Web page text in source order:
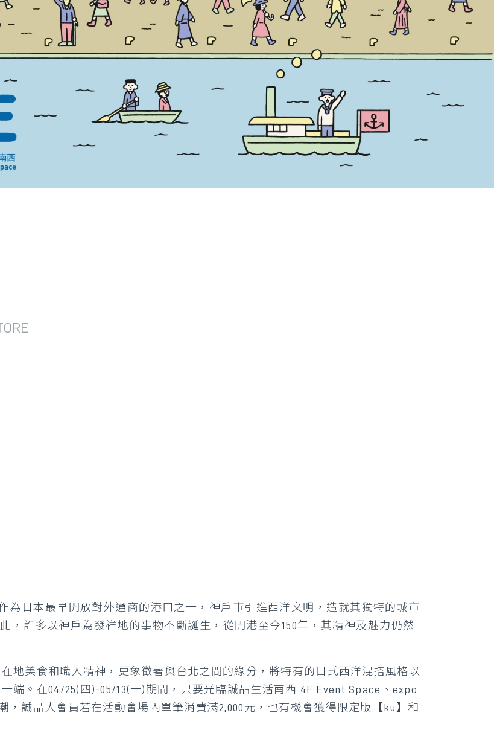
為日本最早開放對外通商的港口之一，神戶市引進西洋文明，造就其獨特的城市
， 許多以神戶為發祥地的事物不斷誕生，從開港至今150年，其精神及魅力仍然
地美食和職人精神，更象徵著與台北之間的緣分，將特有的日式西洋混搭風格以
端。在04/25(四)-05/13(一)期間，只要光臨誠品生活南西 4F Event Space、expo
誠品人會員若在活動會場內單筆消費滿2,000元，也有機會獲得限定版【ku】和